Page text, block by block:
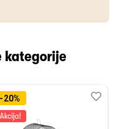
kategorije
-20%